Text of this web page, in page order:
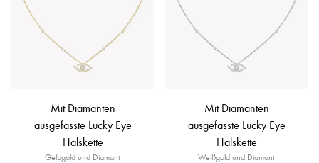
Mit Diamanten
ausgefasste Lucky Eye
Halskette
Gelbgold und Diamant
Mit Diamanten
ausgefasste Lucky Eye
Halskette
Weißgold und Diamant